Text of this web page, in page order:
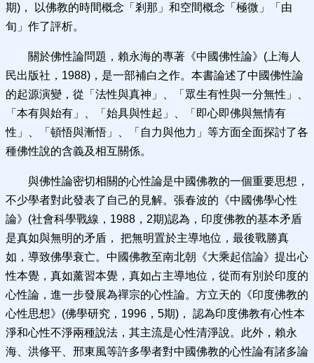
期)， 以佛教的時間概念「剎那」和空間概念「極微」「由
旬」作了評析。
關於佛性論問題，賴永海的專著《中國佛性論》(上海人
民出版社，1988)，是一部補白之作。本書論述了中國佛性論
的起源演變，從「法性與真神」、「眾生有性與一分無性」、
「本有與始有」、「始具與性起」、「即心即佛與無情有
性」、「頓悟與漸悟」、「自力與他力」等方面全面探討了各
種佛性說的含義及相互關係。
與佛性論密切相關的心性論是中國佛教的一個重要思想，
不少學者對此發表了自己的見解。張春波的《中國佛學心性
論》(社會科學戰線，1988，2期)認為，印度佛教的基本矛盾
是真如與無明的矛盾， 把無明置於主導地位，最後戰勝真
如，導致佛學衰亡。中國佛教至南北朝《大乘起信論》提出心
性本覺，真如薰習本覺，真如占主導地位，從而有別於印度的
心性論，進一步發展為禪宗的心性論。方立天的《印度佛教的
心性思想》(佛學研究，1996，5期)， 認為印度佛教有心性本
淨和心性不淨兩種說法，其主流是心性清淨說。此外，賴永
海、洪修平、邢東風等許多學者對中國佛教的心性論有諸多論